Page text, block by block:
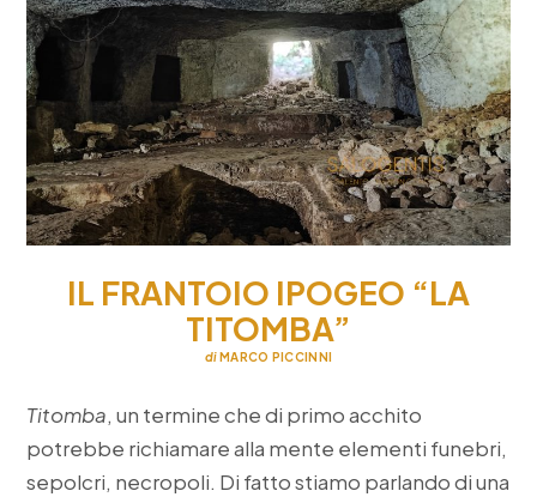
IL FRANTOIO IPOGEO “LA
TITOMBA”
diMARCO PICCINNI
Titomba, un termine che di primo acchito
potrebbe richiamare alla mente elementi funebri,
sepolcri, necropoli. Di fatto stiamo parlando di una